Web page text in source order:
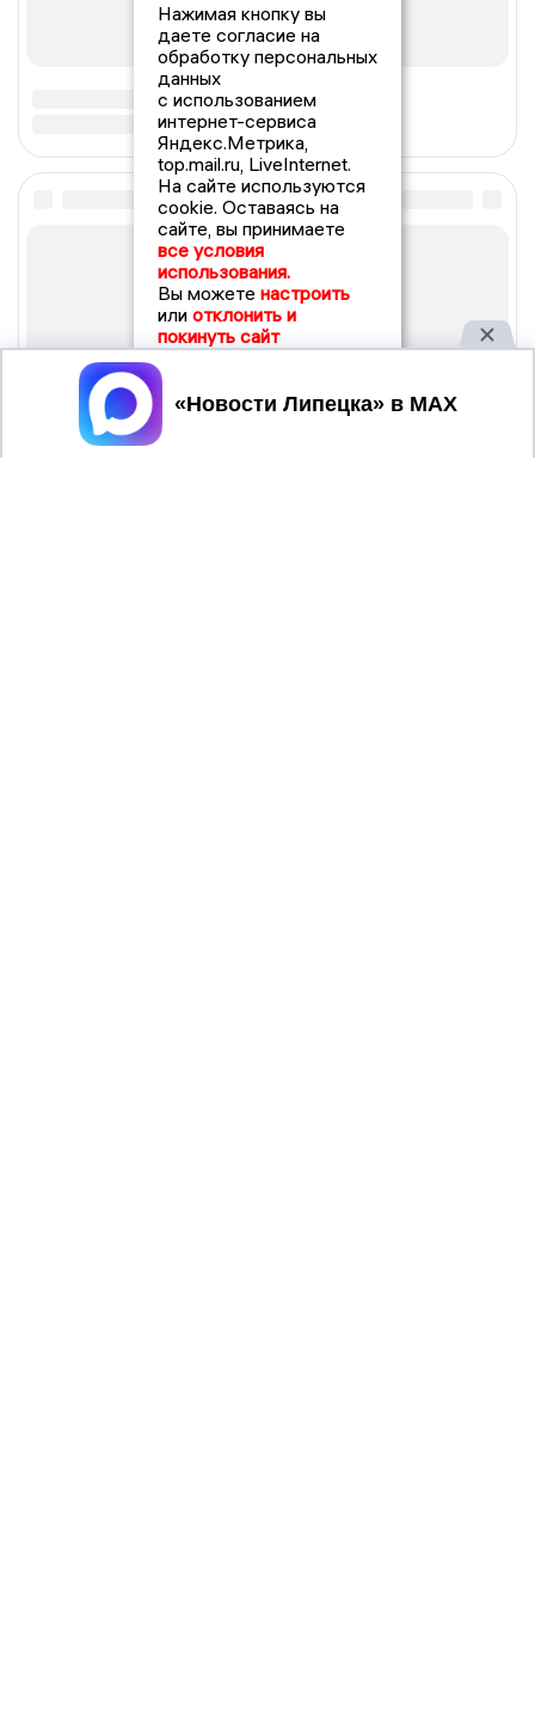
Нажимая кнопку вы
даете согласие на
обработку персональных
данных
с использованием
интернет-сервиса
Яндекс.Метрика,
top.mail.ru, LiveInternet.
На сайте используются
cookie. Оставаясь на
сайте, вы принимаете
все условия
использования.
Вы можете настроить
или отклонить и
покинуть сайт
Принять